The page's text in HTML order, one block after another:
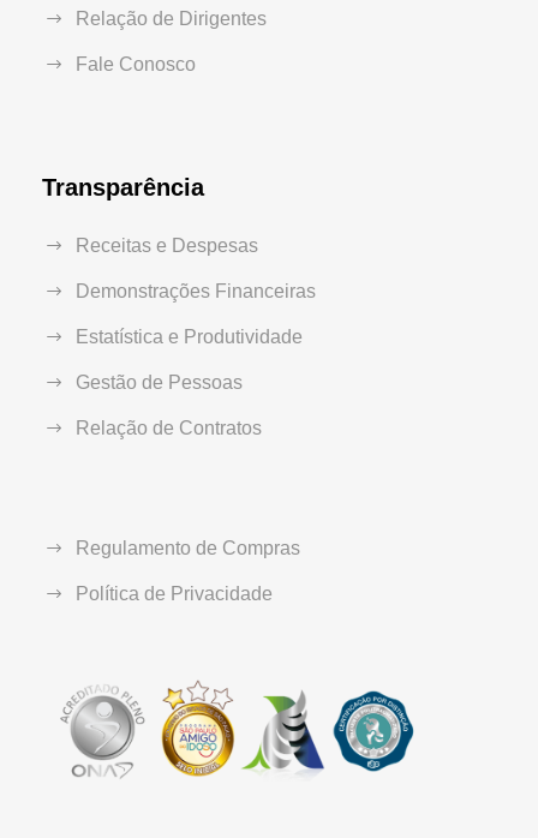
Relação de Dirigentes
Fale Conosco
Transparência
Receitas e Despesas
Demonstrações Financeiras
Estatística e Produtividade
Gestão de Pessoas
Relação de Contratos
Regulamento de Compras
Política de Privacidade